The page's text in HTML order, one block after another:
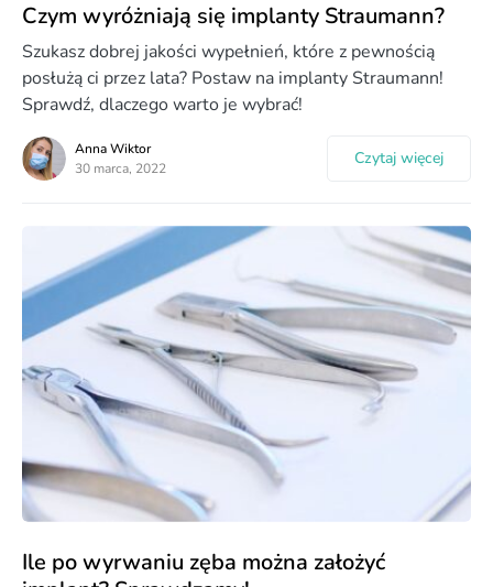
Czym wyróżniają się implanty Straumann?
Szukasz dobrej jakości wypełnień, które z pewnością
posłużą ci przez lata? Postaw na implanty Straumann!
Sprawdź, dlaczego warto je wybrać!
Anna Wiktor
30 marca, 2022
Czytaj więcej
Ile po wyrwaniu zęba można założyć